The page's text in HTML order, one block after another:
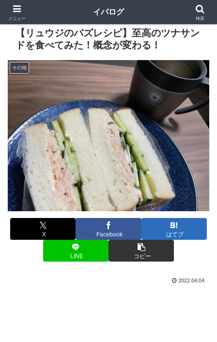
【リュウジのバズレシピ】至高のツナサン
ドを食べてみた！概念が変わる！
その他
X Facebook はてブ
LINE コピー
2022.04.04
メニュー
イバログ
検索